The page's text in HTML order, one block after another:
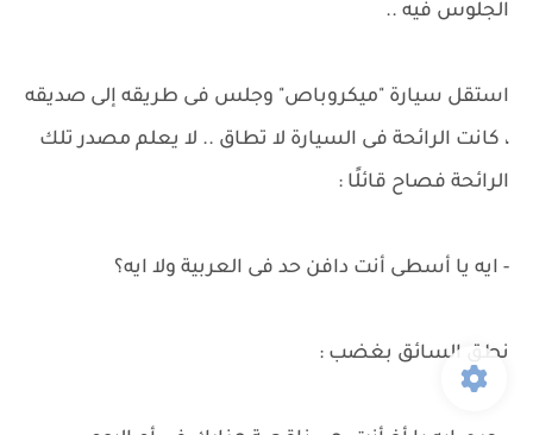
الجلوس فيه ..
استقل سيارة "ميكروباص" وجلس فى طريقه إلى صديقه
، كانت الرائحة فى السيارة لا تطاق .. لا يعلم مصدر تلك
الرائحة فصاح قائلًا :
- ايه يا أسطى أنت دافن حد فى العربية ولا ايه؟
نطق السائق بغضب :